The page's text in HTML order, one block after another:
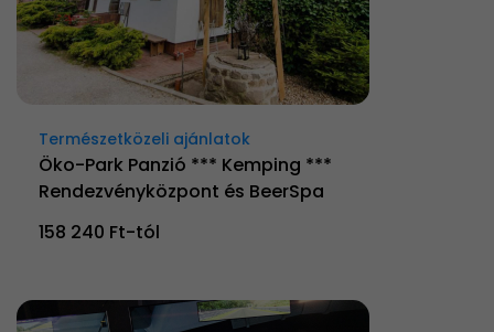
Természetközeli ajánlatok
Öko-Park Panzió *** Kemping ***
Rendezvényközpont és BeerSpa
158 240 Ft-tól